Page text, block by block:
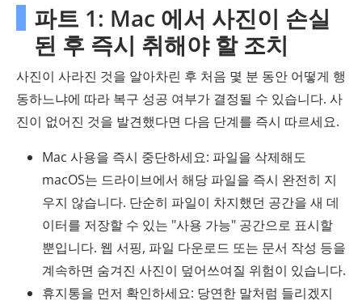
파트 1: Mac 에서 사진이 손실
된 후 즉시 취해야 할 조치
사진이 사라진 것을 알아차린 후 처음 몇 분 동안 어떻게 행
동하느냐에 따라 복구 성공 여부가 결정될 수 있습니다. 사
진이 없어진 것을 발견했다면 다음 단계를 즉시 따르세요.
Mac 사용을 즉시 중단하세요: 파일을 삭제해도
macOS는 드라이브에서 해당 파일을 즉시 완전히 지
우지 않습니다. 단순히 파일이 차지했던 공간을 새 데
이터를 저장할 수 있는 "사용 가능" 공간으로 표시할
뿐입니다. 웹 서핑, 파일 다운로드 또는 문서 작성 등을
계속하면 숨겨진 사진이 덮어쓰여질 위험이 있습니다.
휴지통을 먼저 확인하세요: 당연한 말처럼 들리겠지